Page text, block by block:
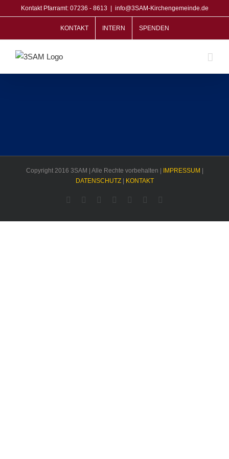
Inhalt
Kontakt Pfarramt: 07236 - 8613 info@3SAM-Kirchengemeinde.de
KONTAKT INTERN SPENDEN
Copyright 2016 3SAM | Alle Rechte vorbehalten | IMPRESSUM
DATENSCHUTZ| KONTAKT
Facebook TwitterYouTubeInstagramPinterest